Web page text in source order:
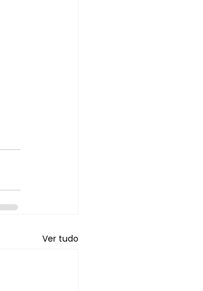
Ver tudo